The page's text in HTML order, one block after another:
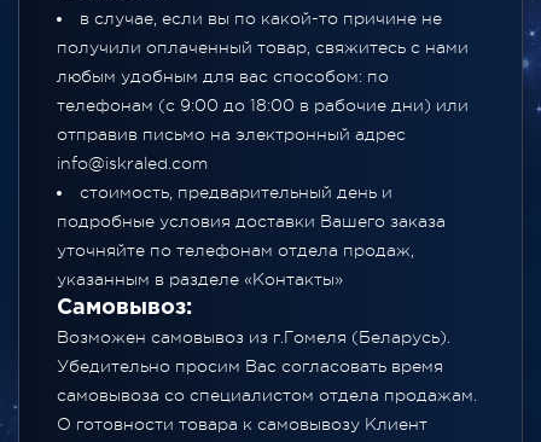
в случае, если вы по какой-то причине не
получили оплаченный товар, свяжитесь с нами
любым удобным для вас способом: по
телефонам (с 9:00 до 18:00 в рабочие дни) или
отправив письмо на электронный адрес
info@iskraled.com
стоимость, предварительный день и
подробные условия доставки Вашего заказа
уточняйте по телефонам отдела продаж,
указанным в разделе «Контакты»
Самовывоз:
Возможен самовывоз из г.Гомеля (Беларусь).
Убедительно просим Вас согласовать время
самовывоза со специалистом отдела продажам.
О готовности товара к самовывозу Клиент